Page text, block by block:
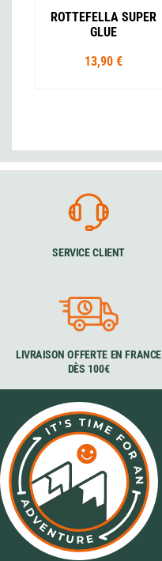
ROTTEFELLA SUPER
GLUE
13,90 €
SERVICE CLIENT
LIVRAISON OFFERTE EN FRANCE
DÈS 100€